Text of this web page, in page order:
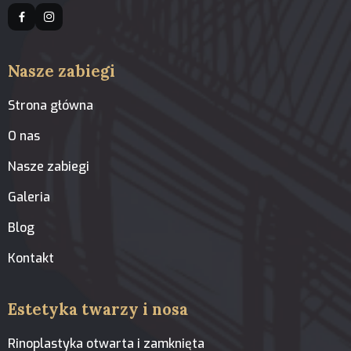
Nasze zabiegi
Strona główna
O nas
Nasze zabiegi
Galeria
Blog
Kontakt
Estetyka twarzy i nosa
Rinoplastyka otwarta i zamknięta